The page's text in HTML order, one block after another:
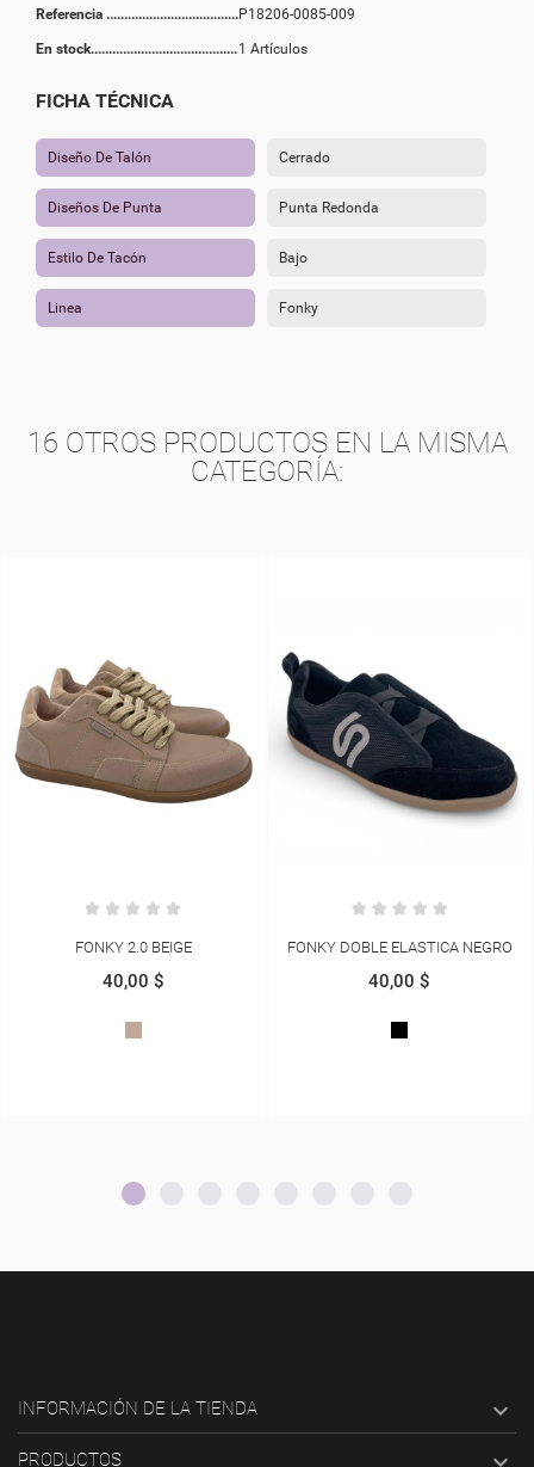
Referencia P18206-0085-009
En stock 1 Artículos
FICHA TÉCNICA
Diseño De Talón Cerrado
Diseños De Punta Punta Redonda
Estilo De Tacón Bajo
Linea Fonky
16 OTROS PRODUCTOS EN LA MISMA
CATEGORÍA:
FONKY DOBLE ELASTICA NEGRO FONKY 2.0
INFORMACIÓN DE LA TIENDA 
PRODUCTOS